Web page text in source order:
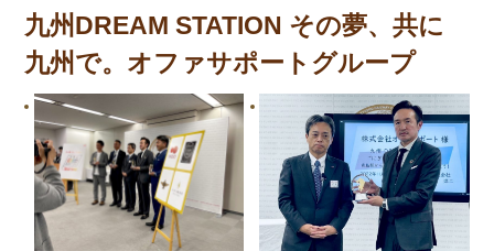
九州DREAM STATION その夢、共に
九州で。オファサポートグループ